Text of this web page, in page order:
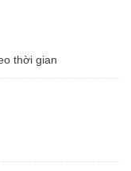
thời gian